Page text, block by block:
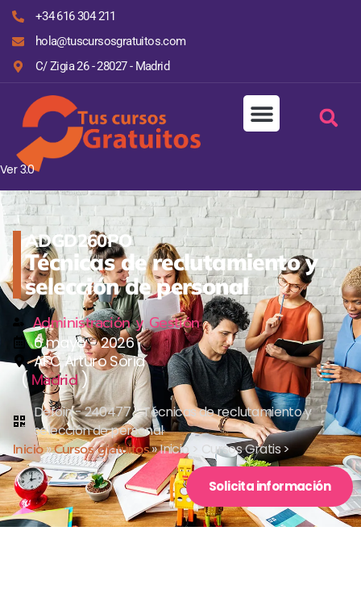
+34 616 304 211
hola@tuscursosgratuitos.com
C/ Zigia 26 - 28027 - Madrid
Ver 3.0
ADGD260PO
Técnicas de reclutamiento y
selección de personal
Administración y Gestión
6 mayo - 2026
AFC Arturo Soria
(Madrid)
Defoin - 240477 - Técnicas de reclutamiento y
selección de personal
Inicio»Cursos gratuitos»Inicio > Cursos Gratis >
Solicita información